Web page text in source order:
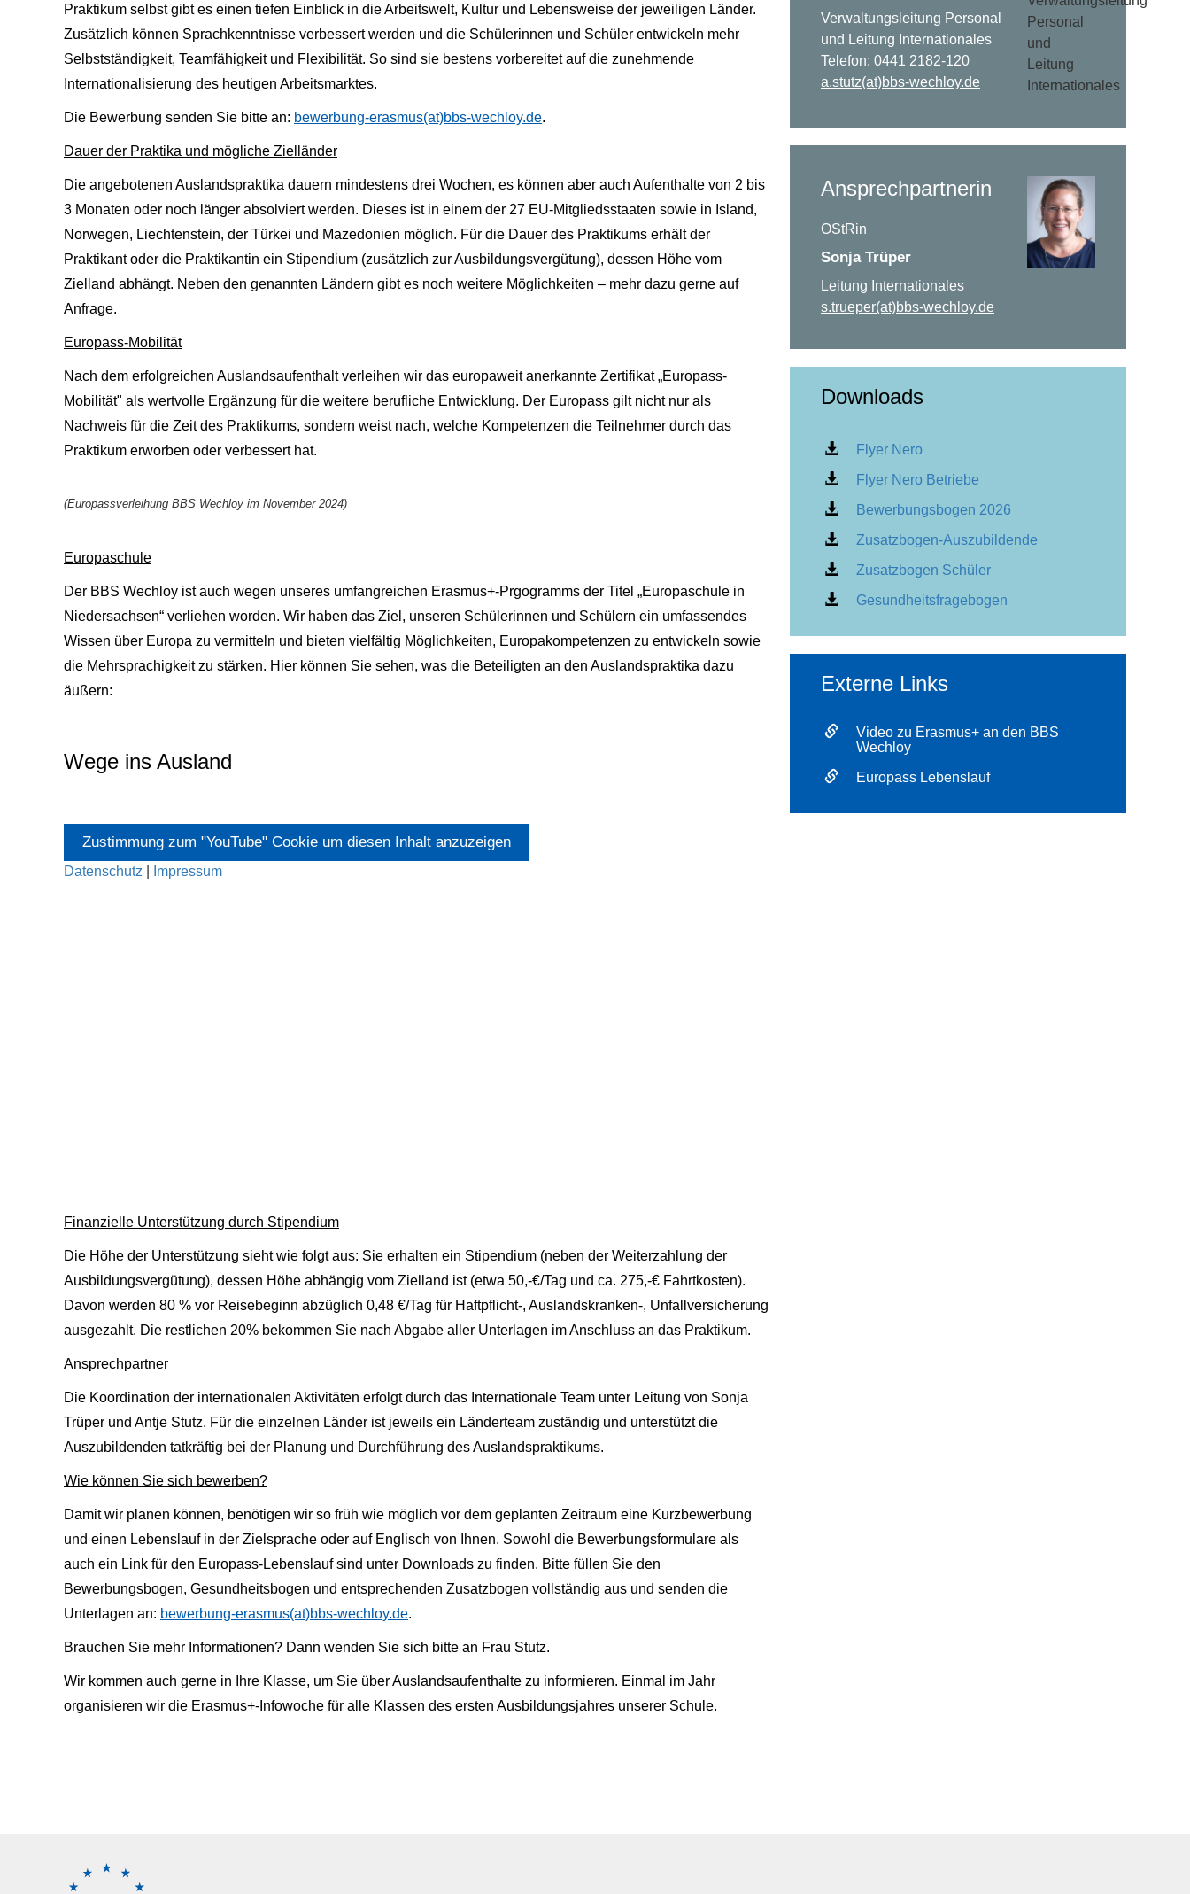
Verwaltungsleitung Personal
und Leitung Internationales
Telefon: 0441 2182-120
a.stutz(at)bbs-wechloy.de
Ansprechpartnerin
OStRin
Sonja Trüper
Leitung Internationales
s.trueper(at)bbs-wechloy.de
Downloads
Flyer Nero
Flyer Nero Betriebe
Bewerbungsbogen 2026
Zusatzbogen-Auszubildende
Zusatzbogen Schüler
Gesundheitsfragebogen
Externe Links
Video zu Erasmus+ an den BBS
Wechloy
Europass Lebenslauf
Praktikum selbst gibt es einen tiefen Einblick in die Arbeitswelt, Kultur und Lebensweise der jeweiligen Länder.
Zusätzlich können Sprachkenntnisse verbessert werden und die Schülerinnen und Schüler entwickeln mehr
Selbstständigkeit, Teamfähigkeit und Flexibilität. So sind sie bestens vorbereitet auf die zunehmende
Internationalisierung des heutigen Arbeitsmarktes.
Die Bewerbung senden Sie bitte an: bewerbung-erasmus(at)bbs-wechloy.de.
Dauer der Praktika und mögliche Zielländer
Die angebotenen Auslandspraktika dauern mindestens drei Wochen, es können aber auch Aufenthalte von 2 bis
3 Monaten oder noch länger absolviert werden. Dieses ist in einem der 27 EU-Mitgliedsstaaten sowie in Island,
Norwegen, Liechtenstein, der Türkei und Mazedonien möglich. Für die Dauer des Praktikums erhält der
Praktikant oder die Praktikantin ein Stipendium (zusätzlich zur Ausbildungsvergütung), dessen Höhe vom
Zielland abhängt. Neben den genannten Ländern gibt es noch weitere Möglichkeiten – mehr dazu gerne auf
Anfrage.
Europass-Mobilität
Nach dem erfolgreichen Auslandsaufenthalt verleihen wir das europaweit anerkannte Zertifikat „Europass-
Mobilität" als wertvolle Ergänzung für die weitere berufliche Entwicklung. Der Europass gilt nicht nur als
Nachweis für die Zeit des Praktikums, sondern weist nach, welche Kompetenzen die Teilnehmer durch das
Praktikum erworben oder verbessert hat.
(Europassverleihung BBS Wechloy im November 2024)
Europaschule
Der BBS Wechloy ist auch wegen unseres umfangreichen Erasmus+-Prgogramms der Titel „Europaschule in
Niedersachsen“ verliehen worden. Wir haben das Ziel, unseren Schülerinnen und Schülern ein umfassendes
Wissen über Europa zu vermitteln und bieten vielfältig Möglichkeiten, Europakompetenzen zu entwickeln sowie
die Mehrsprachigkeit zu stärken. Hier können Sie sehen, was die Beteiligten an den Auslandspraktika dazu
äußern:
Wege ins Ausland
Zustimmung zum "YouTube" Cookie um diesen Inhalt anzuzeigen
Datenschutz Impressum
Finanzielle Unterstützung durch Stipendium
Die Höhe der Unterstützung sieht wie folgt aus: Sie erhalten ein Stipendium (neben der Weiterzahlung der
Ausbildungsvergütung), dessen Höhe abhängig vom Zielland ist (etwa 50,-€/Tag und ca. 275,-€ Fahrtkosten).
Davon werden 80 % vor Reisebeginn abzüglich 0,48 €/Tag für Haftpflicht-, Auslandskranken-, Unfallversicherung
ausgezahlt. Die restlichen 20% bekommen Sie nach Abgabe aller Unterlagen im Anschluss an das Praktikum.
Ansprechpartner
Die Koordination der internationalen Aktivitäten erfolgt durch das Internationale Team unter Leitung von Sonja
Trüper und Antje Stutz. Für die einzelnen Länder ist jeweils ein Länderteam zuständig und unterstützt die
Auszubildenden tatkräftig bei der Planung und Durchführung des Auslandspraktikums.
Wie können Sie sich bewerben?
Damit wir planen können, benötigen wir so früh wie möglich vor dem geplanten Zeitraum eine Kurzbewerbung
und einen Lebenslauf in der Zielsprache oder auf Englisch von Ihnen. Sowohl die Bewerbungsformulare als
auch ein Link für den Europass-Lebenslauf sind unter Downloads zu finden. Bitte füllen Sie den
Bewerbungsbogen, Gesundheitsbogen und entsprechenden Zusatzbogen vollständig aus und senden die
Unterlagen an: bewerbung-erasmus(at)bbs-wechloy.de.
Brauchen Sie mehr Informationen? Dann wenden Sie sich bitte an Frau Stutz.
Wir kommen auch gerne in Ihre Klasse, um Sie über Auslandsaufenthalte zu informieren. Einmal im Jahr
organisieren wir die Erasmus+-Infowoche für alle Klassen des ersten Ausbildungsjahres unserer Schule.